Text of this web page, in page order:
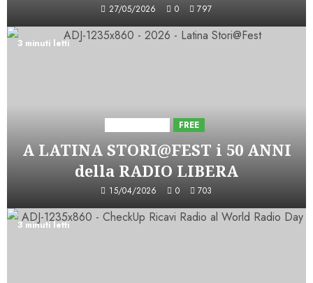
27/05/2026 0 797
3 minuti letti
FREE
A LATINA STORI@FEST i 50 ANNI
della RADIO LIBERA
15/04/2026 0 703
3 minuti letti